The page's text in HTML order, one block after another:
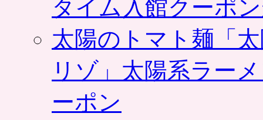
タイム入館クーポ
太陽のトマト麺「
リゾ」太陽系ラー
ーポン